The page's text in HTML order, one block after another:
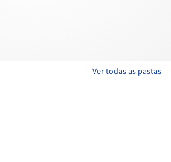
Ver todas as pastas